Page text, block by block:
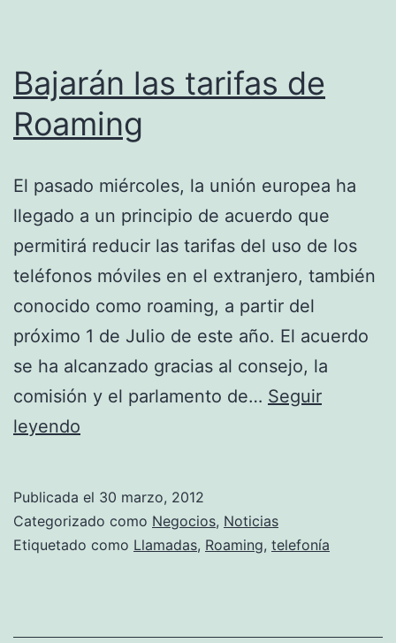
Bajarán las tarifas de
Roaming
El pasado miércoles, la unión europea ha
llegado a un principio de acuerdo que
permitirá reducir las tarifas del uso de los
teléfonos móviles en el extranjero, también
conocido como roaming, a partir del
próximo 1 de Julio de este año. El acuerdo
se ha alcanzado gracias al consejo, la
comisión y el parlamento de… Seguir
leyendo
de
Roaming
Publicada el 30 marzo, 2012
Categorizado como Negocios, Noticias
Etiquetado como Llamadas, Roaming, telefonía